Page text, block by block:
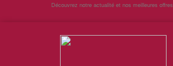
Découvrez notre actualité et nos meilleures offres